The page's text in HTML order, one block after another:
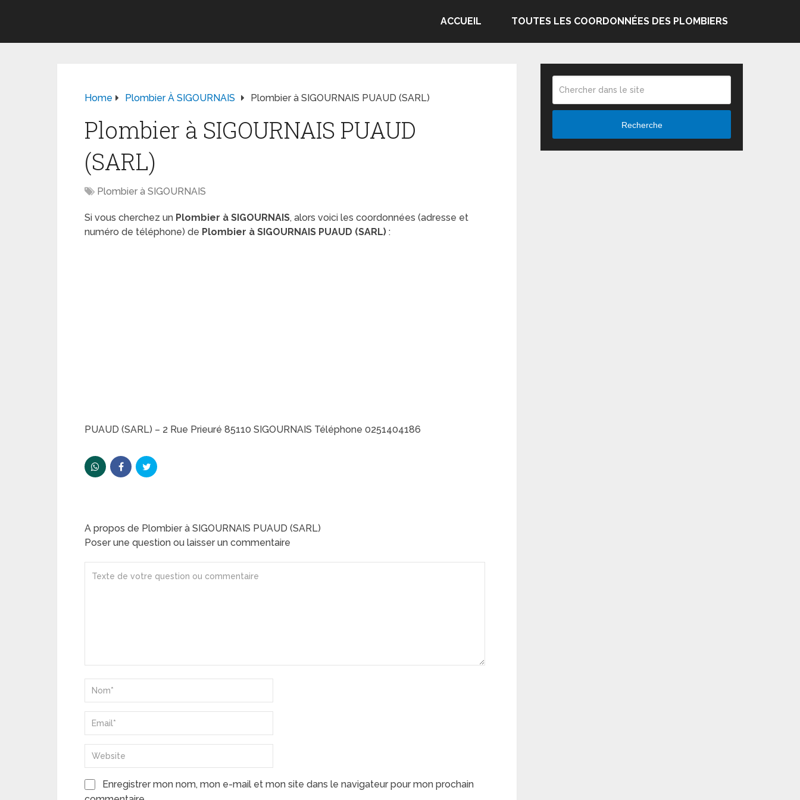
ACCUEIL TOUTES LES COORDONNÉES DES PLOMBIERS
Home Plombier À SIGOURNAIS Plombier à SIGOURNAIS PUAUD (SARL)
Plombier à SIGOURNAIS PUAUD
(SARL)
Plombier à SIGOURNAIS
Si vous cherchez un Plombier à SIGOURNAIS, alors voici les coordonnées (adresse et
numéro de téléphone) de Plombier à SIGOURNAIS PUAUD (SARL) :
PUAUD (SARL) – 2 Rue Prieuré 85110 SIGOURNAIS Téléphone 0251404186
A propos de Plombier à SIGOURNAIS PUAUD (SARL)
Poser une question ou laisser un commentaire
Enregistrer mon nom, mon e-mail et mon site dans le navigateur pour mon prochain
Recherche